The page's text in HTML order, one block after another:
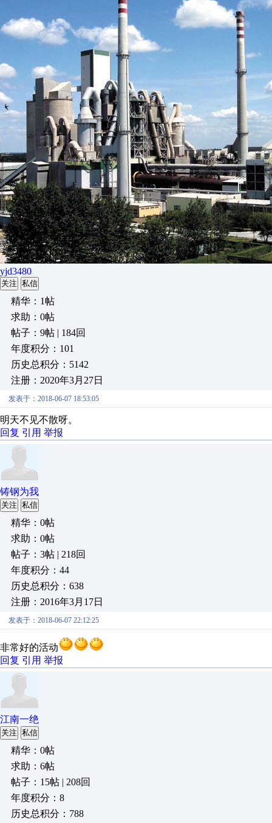
yjd3480
关注 私信
精华：1帖
求助：0帖
帖子：9帖 | 184回
年度积分：101
历史总积分：5142
注册：2020年3月27日
发表于：2018-06-07 18:53:05
明天不见不散呀。
回复 引用 举报
铸钢为我
关注 私信
精华：0帖
求助：0帖
帖子：3帖 | 218回
年度积分：44
历史总积分：638
注册：2016年3月17日
发表于：2018-06-07 22:12:25
非常好的活动
回复 引用 举报
江南一绝
关注 私信
精华：0帖
求助：6帖
帖子：15帖 | 208回
年度积分：8
历史总积分：788